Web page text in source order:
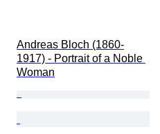
Andreas Bloch (1860-
1917) - Portrait of a Noble
Woman